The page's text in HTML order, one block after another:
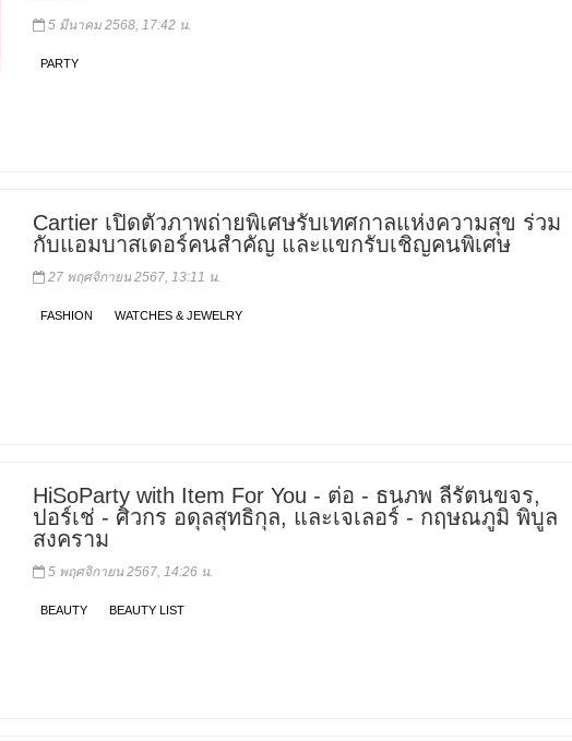
5 มีนาคม 2568, 17:42 น.
PARTY
Cartier เปิดตัวภาพถ่ายพิเศษรับเทศกาลแห่งความสุข ร่วม
กับแอมบาสเดอร์คนสำคัญ และแขกรับเชิญคนพิเศษ
27 พฤศจิกายน 2567, 13:11 น.
FASHION WATCHES & JEWELRY
HiSoParty with Item For You - ต่อ - ธนภพ ลีรัตนขจร,
ปอร์เช่ - ศิวกร อดุลสุทธิกุล, และเจเลอร์ - กฤษณภูมิ พิบูล
สงคราม
5 พฤศจิกายน 2567, 14:26 น.
BEAUTY BEAUTY LIST